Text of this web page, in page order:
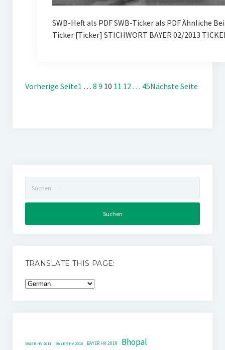
SWB-Heft als PDF SWB-Ticker als PDF Ähnliche
Ticker [Ticker] STICHWORT BAYER 02/2013
Vorherige Seite1 … 8 9 10 11 12 … 45Nächste Seite
nach:
TRANSLATE THIS PAGE:
BAYER HV 2011 BAYER HV 2018 BAYER HV 2019 Bhopal